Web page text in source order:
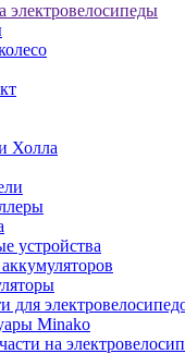
электровелосипеды
Холла
устройства
для
Minako
на